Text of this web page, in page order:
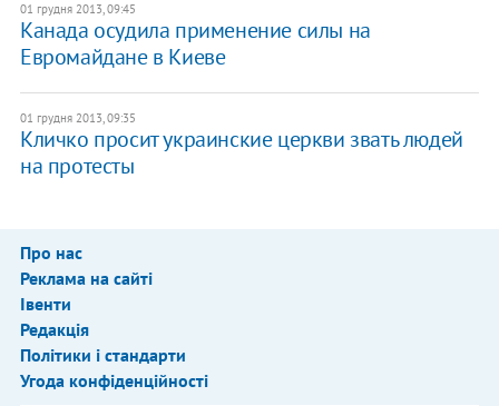
01 грудня 2013, 09:45
Канада осудила применение силы на
Евромайдане в Киеве
01 грудня 2013, 09:35
Кличко просит украинские церкви звать людей
на протесты
Про нас
Реклама на сайті
Івенти
Редакція
Політики і стандарти
Угода конфіденційності